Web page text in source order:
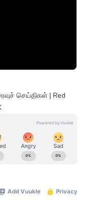
செய்திகள் | Red